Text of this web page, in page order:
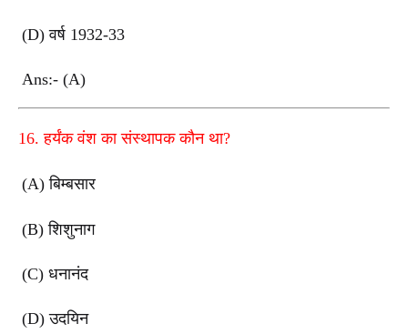
(D) वर्ष 1932-33
Ans:- (A)
16. हर्यंक वंश का संस्थापक कौन था?
(A) बिम्बसार
(B) शिशुनाग
(C) धनानंद
(D) उदयिन